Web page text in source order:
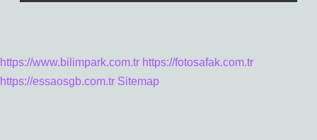
https://www.bilimpark.com.tr https://fotosafak.com.tr
https://essaosgb.com.tr Sitemap